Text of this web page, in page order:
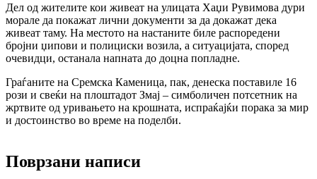
Дел од жителите кои живеат на улицата Хаџи Рувимова дури
морале да покажат лични документи за да докажат дека
живеат таму. На местото на настаните биле распоредени
бројни џипови и полициски возила, а ситуацијата, според
очевидци, останала напната до доцна попладне.
Граѓаните на Сремска Каменица, пак, денеска поставиле 16
рози и свеќи на плоштадот Змај – симболичен потсетник на
жртвите од уривањето на крошната, испраќајќи порака за мир
и достоинство во време на поделби.
Поврзани написи